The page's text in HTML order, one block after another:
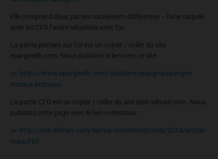
Elle comprend deux parties totalement différentes – l’une risquée
avec les CFD l’autre sécurisée avec l’or.
La partie portant sur l’or est un copier / coller du site
epargnelib.com. Nous publions le lien vers ce site :
https://www.epargnelib.com/solutions-epargne/epargne-
metaux-precieux/
La partie CFD est un copier / coller du site alan-allman.com. Nous
publions cette page avec le lien ci-dessous :
http://alan-allman.com/4a/wp-content/uploads/2014/article-
mwa.PDF